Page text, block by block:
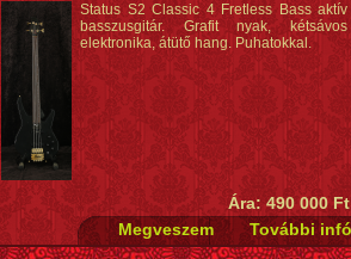
Status S2 Classic 4 Fretless Bass aktív
basszusgitár. Grafit nyak, kétsávos
elektronika, átütő hang. Puhatokkal.
Ára: 490 000 Ft